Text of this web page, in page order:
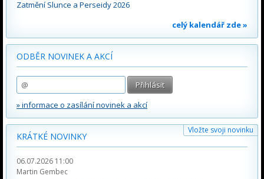
Zatmění Slunce a Perseidy 2026
celý kalendář zde »
ODBĚR NOVINEK A AKCÍ
» informace o zasílání novinek a akcí
Vložte svoji novinku
KRÁTKÉ NOVINKY
06.07.2026 11:00
Martin Gembec